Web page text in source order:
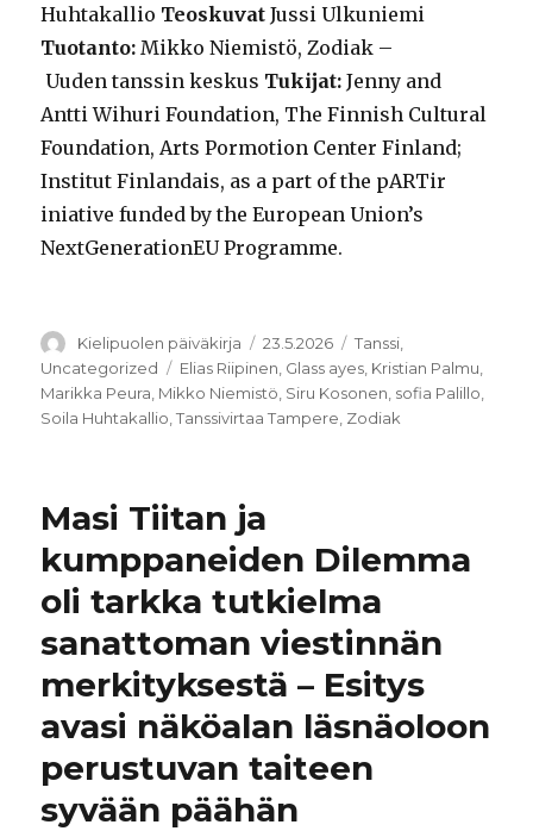
Huhtakallio TeoskuvatJussi Ulkuniemi
Tuotanto: Mikko Niemistö, Zodiak –
Uuden tanssin keskus Tukijat: Jenny and
Antti Wihuri Foundation, The Finnish Cultural
Foundation, Arts Pormotion Center Finland;
Institut Finlandais, as a part of the pARTir
iniative funded by the European Union’s
NextGenerationEU Programme.
Kirjoittaja
Kielipuolen päiväkirja Julkaistu
23.5.2026 Kategoriat
Tanssi
Uncategorized
Avainsanat
Elias Riipinen Glass ayes Kristian Palmu
Marikka Peura Mikko Niemistö Siru Kosonen sofia Palillo
Soila Huhtakallio ,Tanssivirtaa Tampere Zodiak
Masi Tiitan ja
kumppaneiden Dilemma
oli tarkka tutkielma
sanattoman viestinnän
merkityksestä – Esitys
avasi näköalan läsnäoloon
perustuvan taiteen
syvään päähän